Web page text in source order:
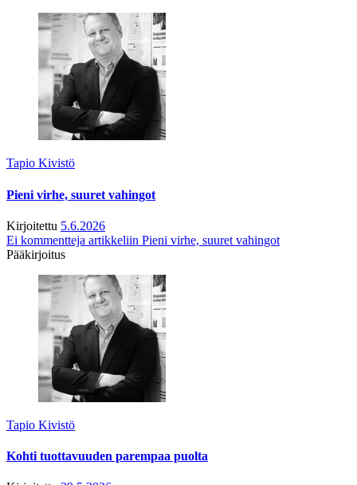
Tapio Kivistö
Pieni virhe, suuret vahingot
Kirjoitettu 5.6.2026
Ei kommentteja artikkeliin Pieni virhe, suuret vahingot
Pääkirjoitus
Tapio Kivistö
Kohti tuottavuuden parempaa puolta